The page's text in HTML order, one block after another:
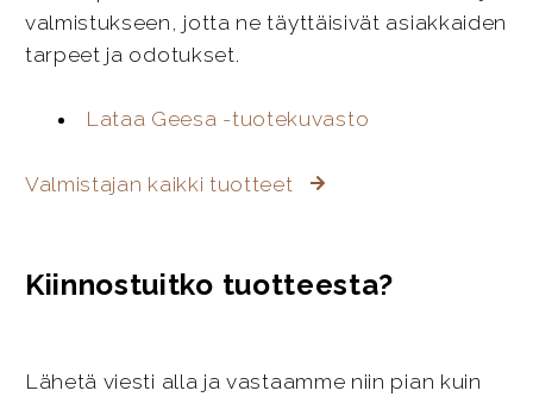
valmistukseen, jotta ne täyttäisivät asiakkaiden
tarpeet ja odotukset.
Lataa Geesa -tuotekuvasto
Valmistajan kaikki tuotteet
Kiinnostuitko tuotteesta?
Lähetä viesti alla ja vastaamme niin pian kuin